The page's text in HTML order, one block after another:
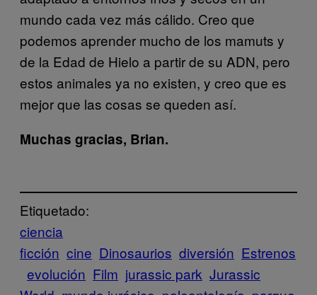
mundo cada vez más cálido. Creo que
podemos aprender mucho de los mamuts y
de la Edad de Hielo a partir de su ADN, pero
estos animales ya no existen, y creo que es
mejor que las cosas se queden así.
Muchas gracias, Brian.
Etiquetado:
ciencia
ficción cine Dinosaurios diversión Estrenos
evolución Film jurassic park Jurassic